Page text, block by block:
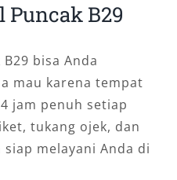
Puncak B29
bisa Anda
mau karena tempat
jam penuh setiap
tukang ojek, dan
melayani Anda di